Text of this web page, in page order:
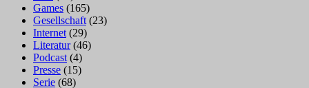
Games (165)
Gesellschaft (23)
Internet (29)
Literatur(46)
Podcast (4)
Presse (15)
Serie (68)